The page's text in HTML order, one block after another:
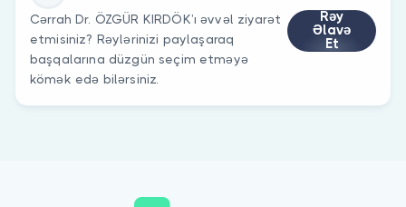
Cərrah Dr. ÖZGÜR KIRDÖK’ı əvvəl ziyarət
etmisiniz? Rəylərinizi paylaşaraq
başqalarına düzgün seçim etməyə
kömək edə bilərsiniz.
Rəy
Əlavə
Et